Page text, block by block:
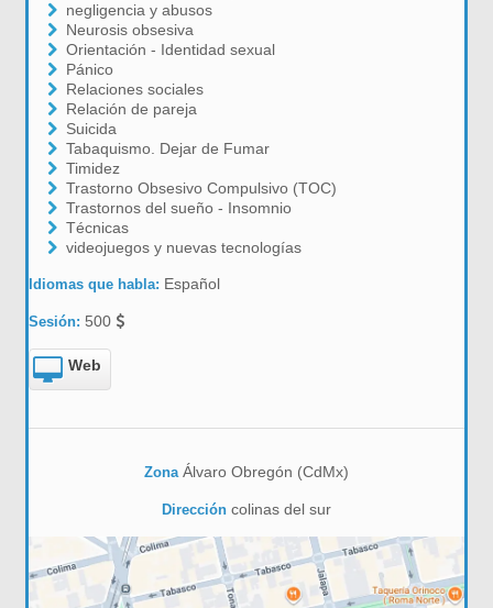
negligencia y abusos
Neurosis obsesiva
Orientación - Identidad sexual
Pánico
Relaciones sociales
Relación de pareja
Suicida
Tabaquismo. Dejar de Fumar
Timidez
Trastorno Obsesivo Compulsivo (TOC)
Trastornos del sueño - Insomnio
Técnicas
videojuegos y nuevas tecnologías
Idiomas que habla: Español
Sesión: 500
Web
Zona Álvaro Obregón (CdMx)
Dirección colinas del sur